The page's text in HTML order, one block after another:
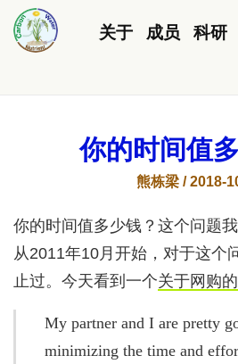
关于 成员 科研
你的时间值
熊栋梁 / 2018-
你的时间值多少钱？这个问题
从2011年10月开始，对于这个
止过。今天看到一个关于网购
My partner and I are pretty
minimizing the time and